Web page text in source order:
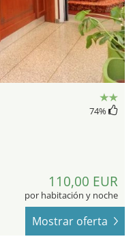
74%
110,00 EUR
por habitación y noche
Mostrar oferta